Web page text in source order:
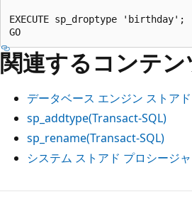
EXECUTE sp_droptype 'birthday';
関連するコンテン
データベース エンジン ストア
sp_addtype(Transact-SQL)
sp_rename(Transact-SQL)
システム ストアド プロシージ